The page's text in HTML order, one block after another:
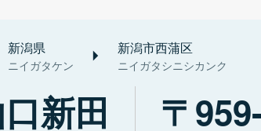
新潟県
ニイガタケン
新潟市西蒲区
ニイガタシニシカンク
新田